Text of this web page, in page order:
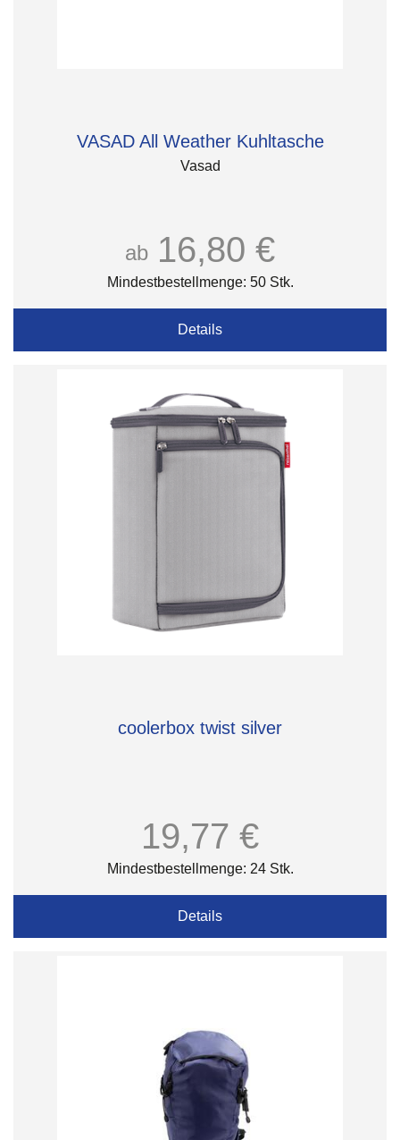
VASAD All Weather Kuhltasche
Vasad
ab 16,80 €
Mindestbestellmenge: 50 Stk.
Details
coolerbox twist silver
19,77 €
Mindestbestellmenge: 24 Stk.
Details